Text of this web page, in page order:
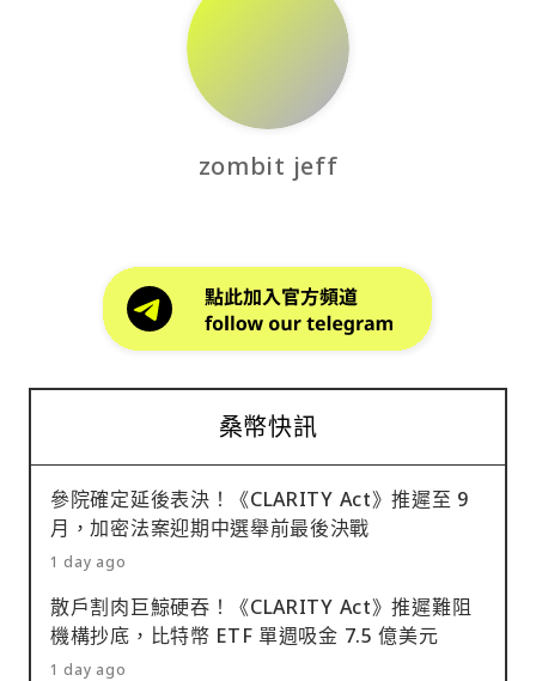
zombit jeff
桑幣快訊
參院確定延後表決！《CLARITY Act》推遲至 9
月，加密法案迎期中選舉前最後決戰
1 day ago
散戶割肉巨鯨硬吞！《CLARITY Act》推遲難阻
機構抄底，比特幣 ETF 單週吸金 7.5 億美元
1 day ago